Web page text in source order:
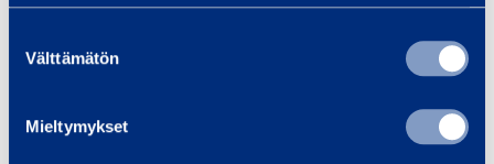
valinta
Välttämätön
Mieltymykset